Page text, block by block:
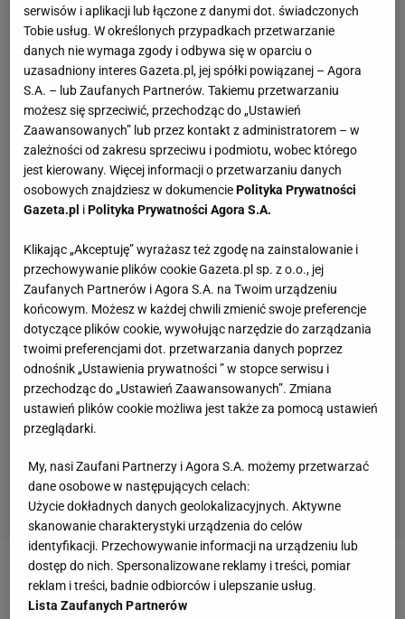
Zobacz wideo
serwisów i aplikacji lub łączone z danymi dot. świadczonych
Tobie usług. W określonych przypadkach przetwarzanie
danych nie wymaga zgody i odbywa się w oparciu o
uzasadniony interes Gazeta.pl, jej spółki powiązanej – Agora
S.A. – lub Zaufanych Partnerów. Takiemu przetwarzaniu
możesz się sprzeciwić, przechodząc do „Ustawień
Zaawansowanych” lub przez kontakt z administratorem – w
zależności od zakresu sprzeciwu i podmiotu, wobec którego
jest kierowany. Więcej informacji o przetwarzaniu danych
osobowych znajdziesz w dokumenciePolityka Prywatności
Gazeta.pl iPolityka Prywatności Agora S.A.
Klikając „Akceptuję” wyrażasz też zgodę na zainstalowanie i
przechowywanie plików cookie Gazeta.pl sp. z o.o., jej
Zaufanych Partnerów i Agora S.A. na Twoim urządzeniu
końcowym. Możesz w każdej chwili zmienić swoje preferencje
dotyczące plików cookie, wywołując narzędzie do zarządzania
twoimi preferencjami dot. przetwarzania danych poprzez
odnośnik „Ustawienia prywatności ” w stopce serwisu i
przechodząc do „Ustawień Zaawansowanych”. Zmiana
ustawień plików cookie możliwa jest także za pomocą ustawień
przeglądarki.
My, nasi Zaufani Partnerzy i Agora S.A. możemy przetwarzać
dane osobowe w następujących celach:
Użycie dokładnych danych geolokalizacyjnych. Aktywne
skanowanie charakterystyki urządzenia do celów
identyfikacji. Przechowywanie informacji na urządzeniu lub
dostęp do nich. Spersonalizowane reklamy i treści, pomiar
reklam i treści, badnie odbiorców i ulepszanie usług.
Lista Zaufanych Partnerów